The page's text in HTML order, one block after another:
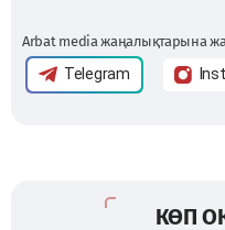
Arbat media жаңалықтарына
Telegram
КӨП